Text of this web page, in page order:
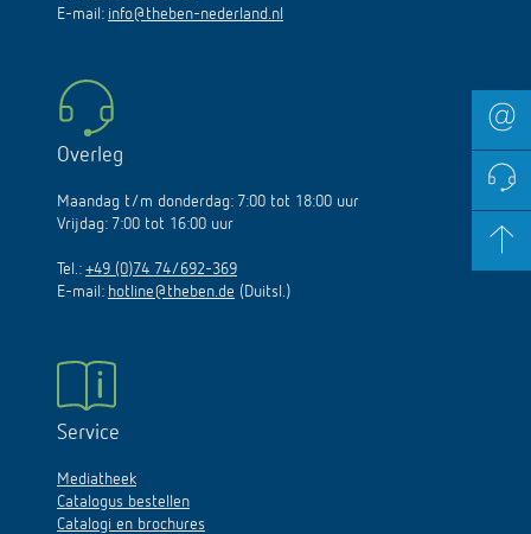
E-mail: info@theben-nederland.nl
Overleg
Maandag t/m donderdag: 7:00 tot 18:00 uur
Vrijdag: 7:00 tot 16:00 uur
Tel.: +49 (0)74 74/692-369
E-mail: hotline@theben.de (Duitsl.)
Service
Mediatheek
Catalogus bestellen
Catalogi en brochures